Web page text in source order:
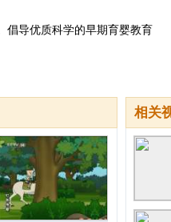
倡导优质科学的早期育婴教育
相关